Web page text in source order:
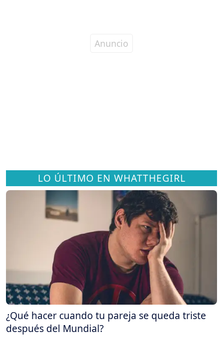
LO ÚLTIMO EN WHATTHEGIRL
¿Qué hacer cuando tu pareja se queda triste
después del Mundial?